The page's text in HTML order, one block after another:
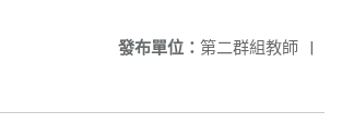
發布單位： 第二群組教師 |